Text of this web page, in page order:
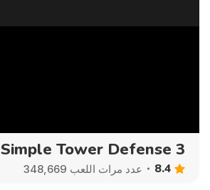
Simple Tower Defense 3
8.4 عدد مرات اللعب 348,669